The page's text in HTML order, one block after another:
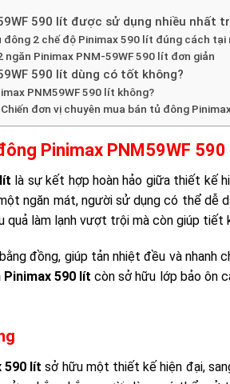
590 lít được sử dụng nhiều nhất
đông 2 chế độ Pinimax 590 lít đúng cách tại
Pinimax PNM-59WF 590 lít đơn giản
590 lít dùng có tốt không?
PNM59WF 590 lít không?
đơn vị chuyên mua bán tủ đông
Pinimax PNM59WF
là sự kết hợp hoàn hảo giữa thiết kế
ngăn mát, người sử dụng có thể dễ
quả làm lạnh vượt trội mà còn giúp
đồng, giúp tản nhiệt đều và nhanh
590 lít còn sở hữu lớp bảo ôn
590 lít sở hữu một thiết kế hiện đại,